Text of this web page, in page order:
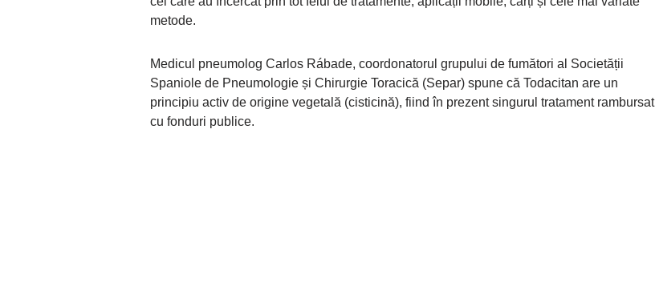
metode.
Medicul pneumolog Carlos Rábade, coordonatorul grupului de fumători al Societății
Spaniole de Pneumologie și Chirurgie Toracică (Separ) spune că Todacitan are un
principiu activ de origine vegetală (cisticină), fiind în prezent singurul tratament rambursat
cu fonduri publice.